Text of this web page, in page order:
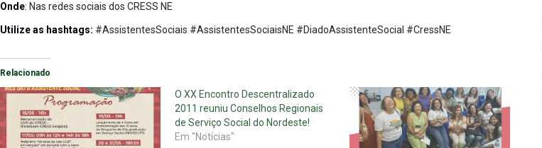
Onde: Nas redes sociais dos CRESS NE
Utilize as hashtags: #AssistentesSociais #AssistentesSociaisNE #DiadoAssistenteSocial #CressNE
Relacionado
O XX Encontro Descentralizado
2011 reuniu Conselhos Regionais
de Serviço Social do Nordeste!
Em "Notícias"